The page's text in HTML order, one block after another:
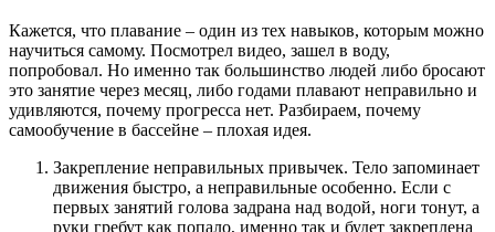
Кажется, что плавание – один из тех навыков, которым можно
научиться самому. Посмотрел видео, зашел в воду,
попробовал. Но именно так большинство людей либо бросают
это занятие через месяц, либо годами плавают неправильно и
удивляются, почему прогресса нет. Разбираем, почему
самообучение в бассейне – плохая идея.
Закрепление неправильных привычек. Тело запоминает
движения быстро, а неправильные особенно. Если с
первых занятий голова задрана над водой, ноги тонут, а
руки гребут как попало, именно так и будет закреплена